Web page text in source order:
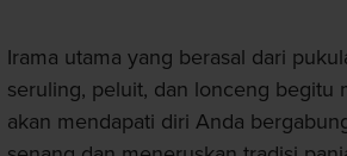
Irama utama yang berasal dari
seruling, peluit, dan lonceng begitu
akan mendapati diri Anda